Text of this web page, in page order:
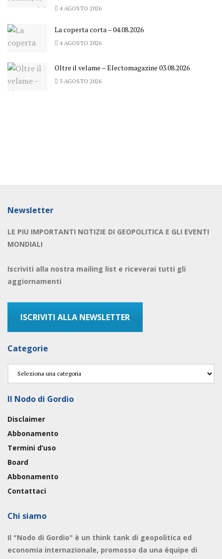
4 AGOSTO 2026
La coperta corta – 04.08.2026
4 AGOSTO 2026
Oltre il velame – Electomagazine 03.08.2026
3 AGOSTO 2026
Newsletter
LE PIU IMPORTANTI NOTIZIE DI GEOPOLITICA E GLI EVENTI
MONDIALI
Iscriviti alla nostra mailing list e riceverai tutti gli
aggiornamenti
ISCRIVITI ALLA NEWSLETTER
Categorie
Categorie
Il Nodo di Gordio
Disclaimer
Abbonamento
Termini d’uso
Board
Abbonamento
Contattaci
Chi siamo
Il "Nodo di Gordio" è un think tank di geopolitica ed
economia internazionale, promosso da una équipe di